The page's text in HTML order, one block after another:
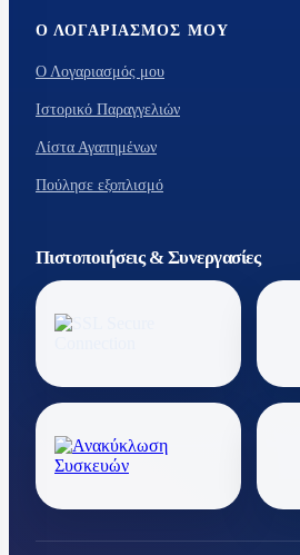
Ο ΛΟΓΑΡΙΑΣΜΌΣ ΜΟΥ
Ο Λογαριασμός μου
Ιστορικό Παραγγελιών
Λίστα Αγαπημένων
Πούλησε εξοπλισμό
Πιστοποιήσεις & Συνεργασίες